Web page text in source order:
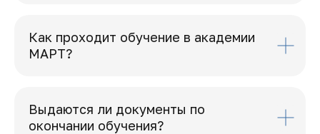
Как проходит обучение в академии
МАРТ?
Выдаются ли документы по
окончании обучения?